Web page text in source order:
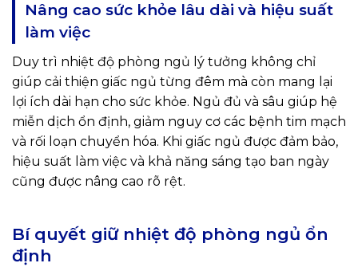
Nâng cao sức khỏe lâu dài và hiệu suất
làm việc
Duy trì nhiệt độ phòng ngủ lý tưởng không chỉ
giúp cải thiện giấc ngủ từng đêm mà còn mang lại
lợi ích dài hạn cho sức khỏe. Ngủ đủ và sâu giúp hệ
miễn dịch ổn định, giảm nguy cơ các bệnh tim mạch
và rối loạn chuyển hóa. Khi giấc ngủ được đảm bảo,
hiệu suất làm việc và khả năng sáng tạo ban ngày
cũng được nâng cao rõ rệt.
Bí quyết giữ nhiệt độ phòng ngủ ổn
định